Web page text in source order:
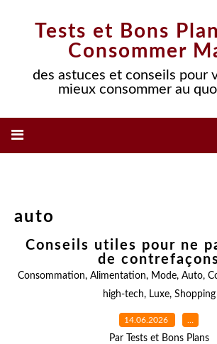
Tests et Bons
Consommer
des astuces et conseils pour
mieux consommer au
auto
Conseils utiles pour ne
de
Consommation, Alimentation, Mode, Auto,
high-tech, Luxe, Shopping
14.06.2026 …
Par Tests et Bons Plans